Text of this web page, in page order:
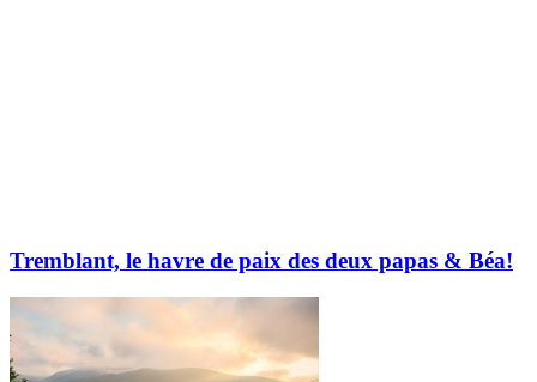
Tremblant, le havre de paix des deux papas & Béa!